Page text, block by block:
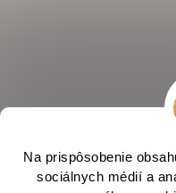
Na prispôsobenie
sociálnych médií a